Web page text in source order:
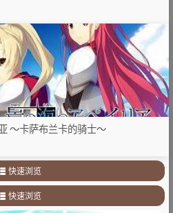
～卡萨布兰卡的骑士～
快速浏览
快速浏览